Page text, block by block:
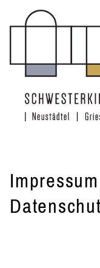
Zum Inhalt